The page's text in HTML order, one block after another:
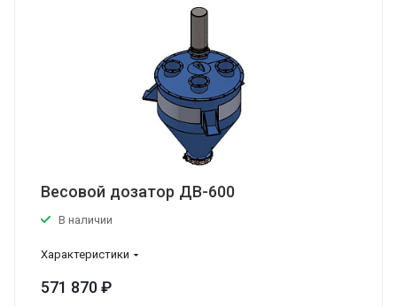
Весовой дозатор ДВ-600
В наличии
Характеристики
571 870 ₽